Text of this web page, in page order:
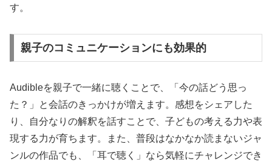
す。
親子のコミュニケーションにも効果的
Audibleを親子で一緒に聴くことで、「今の話どう思っ
た？」と会話のきっかけが増えます。感想をシェアした
り、自分なりの解釈を話すことで、子どもの考える力や表
現する力が育ちます。また、普段はなかなか読まないジャ
ンルの作品でも、「耳で聴く」なら気軽にチャレンジでき